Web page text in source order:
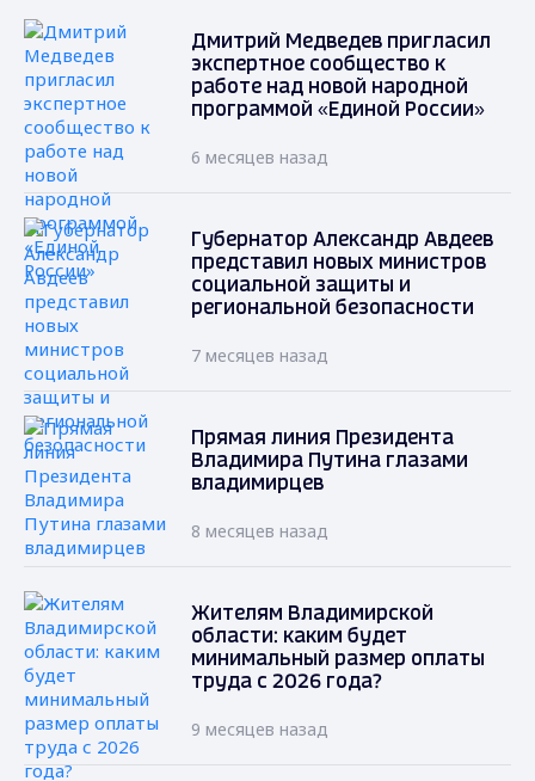
Дмитрий Медведев пригласил
экспертное сообщество к
работе над новой народной
программой «Единой России»
6 месяцев назад
Губернатор Александр Авдеев
представил новых министров
социальной защиты и
региональной безопасности
7 месяцев назад
Прямая линия Президента
Владимира Путина глазами
владимирцев
8 месяцев назад
Жителям Владимирской
области: каким будет
минимальный размер оплаты
труда с 2026 года?
9 месяцев назад